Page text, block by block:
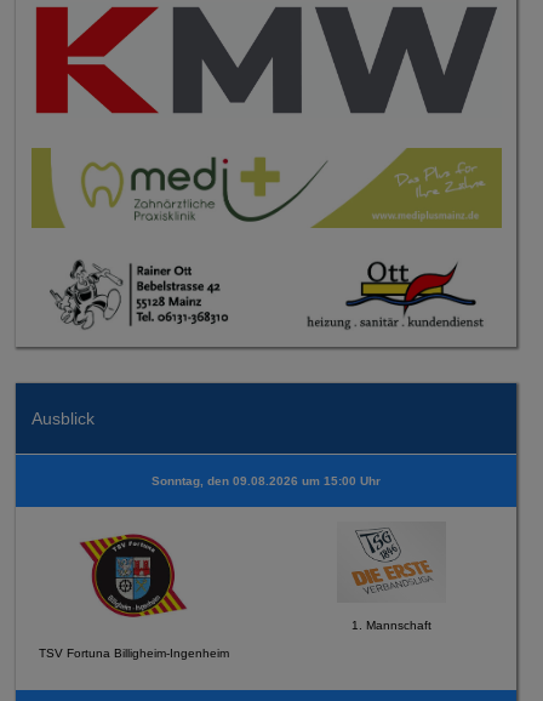
Ausblick
Sonntag, den 09.08.2026 um 15:00 Uhr
TSV Fortuna Billigheim-Ingenheim
1. Mannschaft